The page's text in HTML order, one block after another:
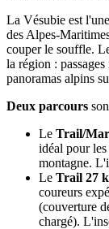
La Vésubie est
des Alpes-
couper le souffle.
la région :
panoramas alpins
Deux parcours
Le Trail/
idéal pour
montagne.
Le Trail 27
coureurs
(couverture
chargé).